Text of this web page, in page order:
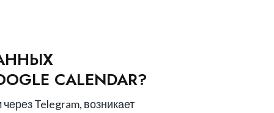
CALENDAR?
Telegram, возникает